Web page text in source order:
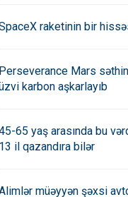
raketinin bir
Perseverance Mars
karbon aşkarlayıb
65 yaş arasında bu
13 il qazandıra bilər
müəyyən şəxsi